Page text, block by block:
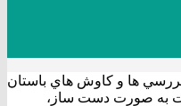
ها و كاوش هاي باستان
به صورت دست ساز،